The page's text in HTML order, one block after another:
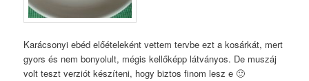
Karácsonyi ebéd előételeként vettem tervbe ezt a kosárkát, mert
gyors és nem bonyolult, mégis kellőképp látványos. De muszáj
volt teszt verziót készíteni, hogy biztos finom lesz e 🙂